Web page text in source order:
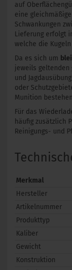
auf
eine
Schwankungen
Lieferung erfolgt
welche die
Da es sich um
jeweils geltenden
und
oder
Munition
Für das
häufig zusätzlich
Reinigungs- und
Merkmal
Hersteller
Artikelnummer
Produkttyp
Kaliber
Gewicht
Konstruktion